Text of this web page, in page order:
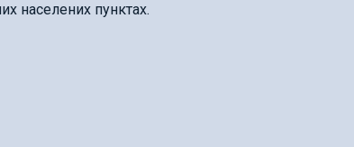
населених пунктах.